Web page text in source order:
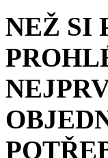
NEŽ SI